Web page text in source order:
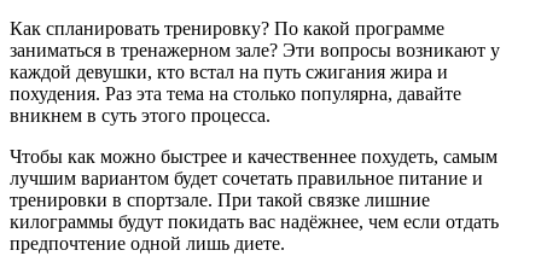
Как спланировать тренировку? По какой программе
заниматься в тренажерном зале? Эти вопросы возникают у
каждой девушки, кто встал на путь сжигания жира и
похудения. Раз эта тема на столько популярна, давайте
вникнем в суть этого процесса.
Чтобы как можно быстрее и качественнее похудеть, самым
лучшим вариантом будет сочетать правильное питание и
тренировки в спортзале. При такой связке лишние
килограммы будут покидать вас надёжнее, чем если отдать
предпочтение одной лишь диете.